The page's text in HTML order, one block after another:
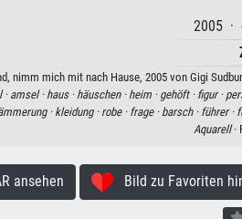
2005 ·
nimm mich mit nach Hause, 2005 von Gigi
·amsel · haus · häuschen · heim · gehöft · figur ·
· kleidung · robe · frage · barsch · führer ·
Aquarell·
ansehen Bild zu Favoriten